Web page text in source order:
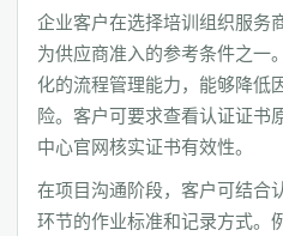
企业客户在选择培训组织服务
为供应商准入的参考条件之一
化的流程管理能力，能够降低
险。客户可要求查看认证证书
中心官网核实证书有效性。
在项目沟通阶段，客户可结合
环节的作业标准和记录方式。